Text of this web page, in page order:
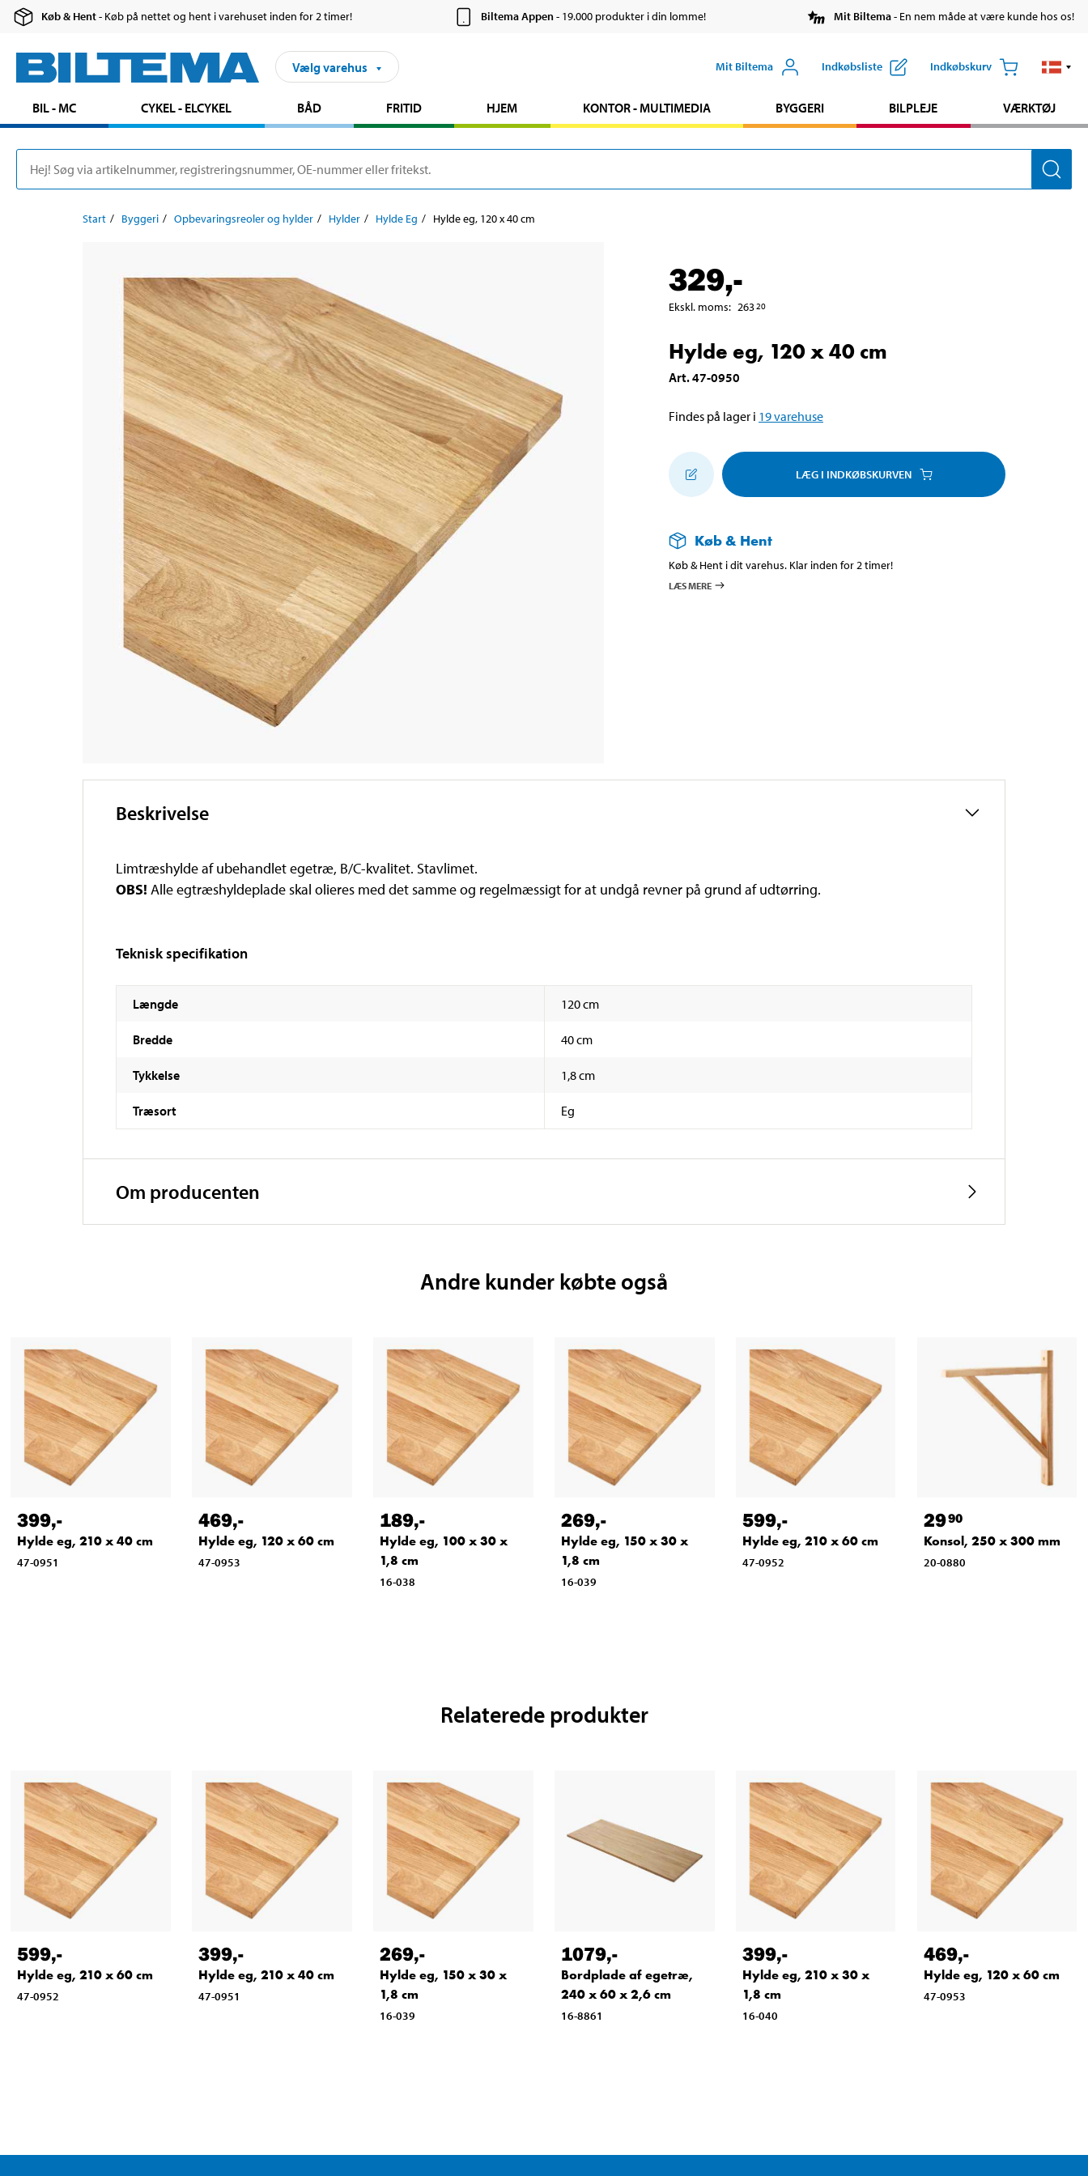
Køb & Hent- Køb på nettet og hent i varehuset inden for 2 timer! Biltema Appen- 19.000 produkter i din lomme! Mit Biltema- En nem måde at være kunde hos os!
Vælg varehus Mit Biltema Indkøbsliste Indkøbskurv
BIL - MC CYKEL - ELCYKEL BÅD FRITID HJEM KONTOR - MULTIMEDIA BYGGERI BILPLEJE VÆRKTØJ
Start Byggeri Opbevaringsreoler og hylder Hylder Hylde Eg Hylde eg, 120 x 40 cm
329,-
Ekskl. moms: 263 20
Hylde eg, 120 x 40 cm
Art.47-0950
Findes på lager i 19varehuse
LÆG I INDKØBSKURVEN
Køb & Hent
Køb & Hent i dit varehus. Klar inden for 2 timer!
LÆS MERE
Beskrivelse
Limtræshylde af ubehandlet egetræ, B/C-kvalitet. Stavlimet.
OBS! Alle egtræshyldeplade skal olieres med det samme og regelmæssigt for at undgå revner på grund af udtørring.
Teknisk specifikation
Længde 120 cm
Bredde 40 cm
Tykkelse 1,8 cm
Træsort Eg
Om producenten
Andre kunder købte også
399,-
Hylde eg, 210 x 40 cm
47-0951
469,-
Hylde eg, 120 x 60 cm
47-0953
189,-
Hylde eg, 100 x 30 x
1,8 cm
16-038
269,-
Hylde eg, 150 x 30 x
1,8 cm
16-039
599,-
Hylde eg, 210 x 60 cm
47-0952
2990
Konsol, 250 x 300 mm
20-0880
Relaterede produkter
599,-
Hylde eg, 210 x 60 cm
47-0952
399,-
Hylde eg, 210 x 40 cm
47-0951
269,-
Hylde eg, 150 x 30 x
1,8 cm
16-039
1079,-
Bordplade af egetræ,
240 x 60 x 2,6 cm
16-8861
399,-
Hylde eg, 210 x 30 x
1,8 cm
16-040
469,-
Hylde eg, 120 x 60 cm
47-0953